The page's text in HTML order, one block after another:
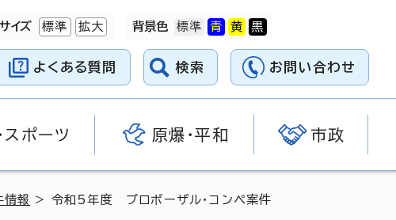
イズ 標準 拡大 背景色
よくある質問 検索 お問い合わせ
スポーツ 原爆・平和 市政
情報 > 令和5年度 プロポーザル・コンペ案件